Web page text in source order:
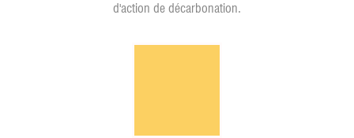
d'action de décarbonation.